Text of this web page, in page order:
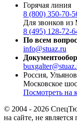
Горячая линия
8 (800) 350-70-
Для звонков
8 (495) 128-72-
По всем
info@stuaz.ru
Россия,
Московское
Посмотреть на
© 2004 - 2026
на сайте, не